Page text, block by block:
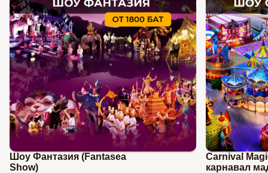
Шоу Фантазия (Fantasea
Show)
Carnival
карнавал